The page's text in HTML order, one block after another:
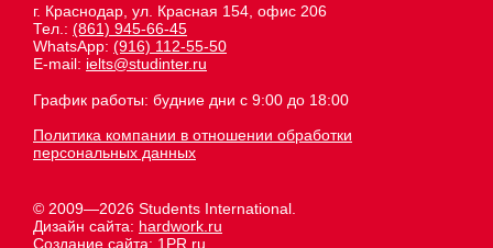
г. Краснодар, ул. Красная 154, офис 206
Тел.: (861) 945-66-45
WhatsApp: (916) 112-55-50
E-mail: ielts@studinter.ru
График работы: будние дни с 9:00 до 18:00
Политика компании в отношении обработки
персональных данных
© 2009—2026 Students International.
Дизайн сайта: hardwork.ru
Создание сайта: 1PR.ru